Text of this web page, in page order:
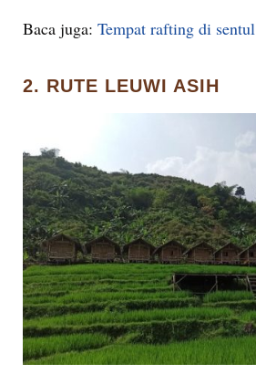
Baca juga: Tempat rafting di sentul
2. RUTE LEUWI ASIH